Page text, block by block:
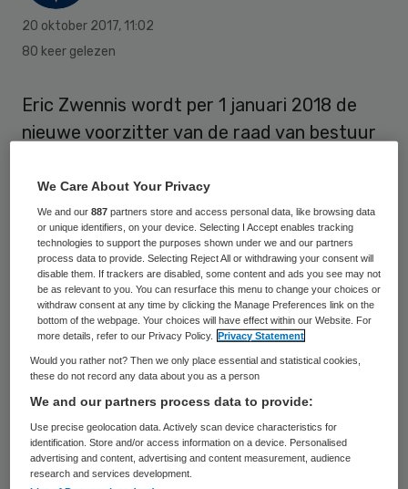
20 oktober 2017, 11:02
80 keer gelezen
Eric Zwennis wordt per 1 januari 2018 de
nieuwe voorzitter van de raad van bestuur
Hetty de With op. Zij neemt na twintig jaar
als bestuurder afscheid en gaat met
pensioen.
Eric Zwennis (1961) is sinds 2011 lid van de
raad van bestuur van Ipse de Bruggen, een
gehandicaptenzorgorganisatie in Zuid-
Holland. Hij is een ervaren bestuurder en
kiest ervoor om zijn loopbaan in het noorden
bij De Zijlen voort te zetten, zo laat de
organisatie, die mensen met verstandelijke
beperking begeleid, weten.
We Care About Your Privacy
We and our887 partners store and access personal data, like browsing data
or unique identifiers, on your device. Selecting I Accept enables tracking
technologies to support the purposes shown under we and our partners
process data to provide. Selecting Reject All or withdrawing your consent will
disable them. If trackers are disabled, some content and ads you see may not
be as relevant to you. You can resurface this menu to change your choices or
withdraw consent at any time by clicking the Manage Preferences link on the
bottom of the webpage. Your choices will have effect within our Website. For
more details, refer to our Privacy Policy.
Privacy Statement
Would you rather not? Then we only place essential and statistical cookies,
these do not record any data about you as a person
We and our partners process data to provide:
Use precise geolocation data. Actively scan device characteristics for
identification. Store and/or access information on a device. Personalised
advertising and content, advertising and content measurement, audience
research and services development.